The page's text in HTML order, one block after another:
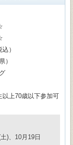
）
）
以上70歳以下参加可
)、10月19日